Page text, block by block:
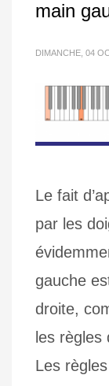
main
DIMANCHE, 04
Le fait
par les
gauche
droite,
les règles
Les